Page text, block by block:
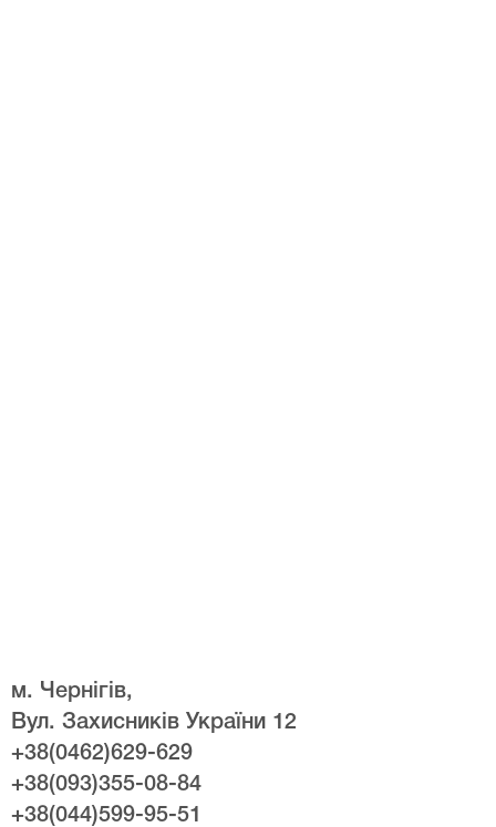
м. Чернігів,
Вул. Захисників України 12
+38(0462)629-629
+38(093)355-08-84
+38(044)599-95-51